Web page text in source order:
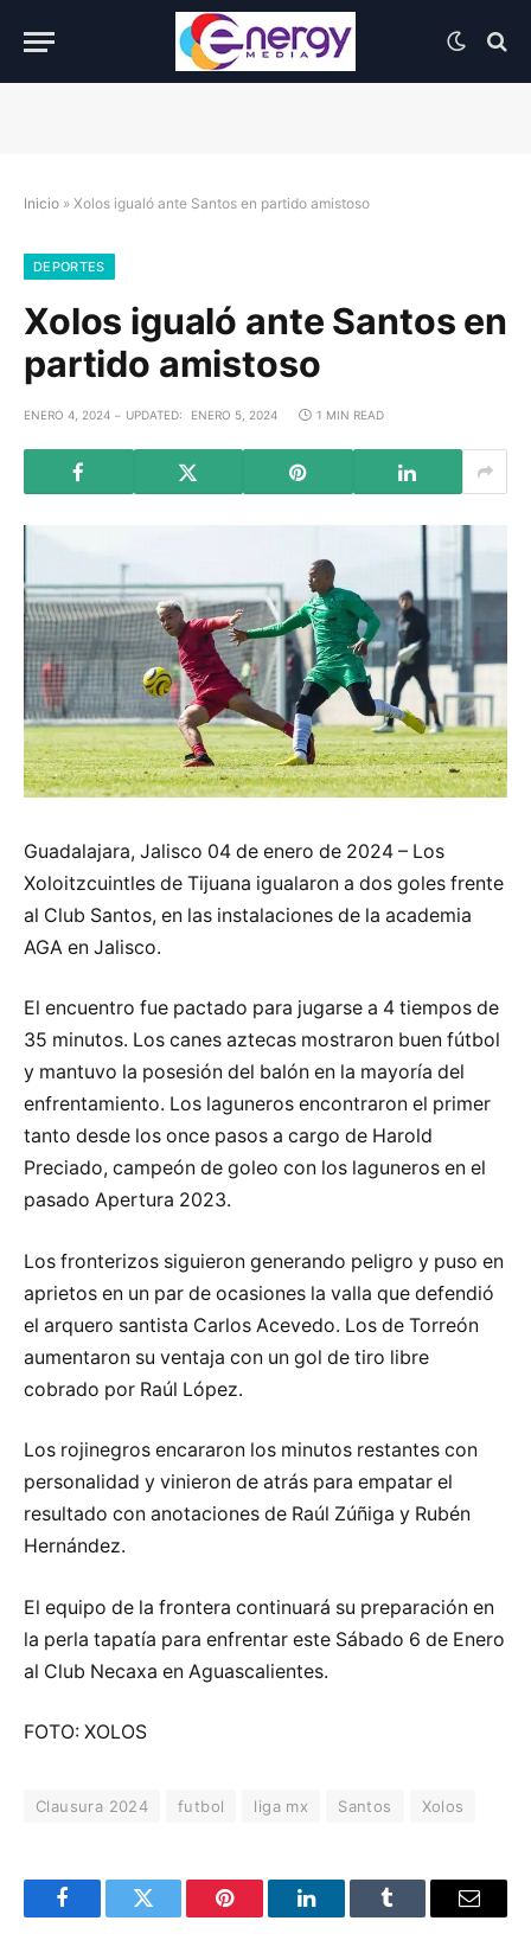
Inicio » Xolos igualó ante Santos en partido amistoso
DEPORTES
Xolos igualó ante Santos en
partido amistoso
ENERO 4, 2024 UPDATED: ENERO 5, 2024 1 MIN READ
Guadalajara, Jalisco 04 de enero de 2024 – Los
Xoloitzcuintles de Tijuana igualaron a dos goles frente
al Club Santos, en las instalaciones de la academia
AGA en Jalisco.
El encuentro fue pactado para jugarse a 4 tiempos de
35 minutos. Los canes aztecas mostraron buen fútbol
y mantuvo la posesión del balón en la mayoría del
enfrentamiento. Los laguneros encontraron el primer
tanto desde los once pasos a cargo de Harold
Preciado, campeón de goleo con los laguneros en el
pasado Apertura 2023.
Los fronterizos siguieron generando peligro y puso en
aprietos en un par de ocasiones la valla que defendió
el arquero santista Carlos Acevedo. Los de Torreón
aumentaron su ventaja con un gol de tiro libre
cobrado por Raúl López.
Los rojinegros encararon los minutos restantes con
personalidad y vinieron de atrás para empatar el
resultado con anotaciones de Raúl Zúñiga y Rubén
Hernández.
El equipo de la frontera continuará su preparación en
la perla tapatía para enfrentar este Sábado 6 de Enero
al Club Necaxa en Aguascalientes.
FOTO: XOLOS
Clausura 2024 futbol liga mx Santos Xolos
FacebookTwitter Pinterest LinkedInTumblr Email